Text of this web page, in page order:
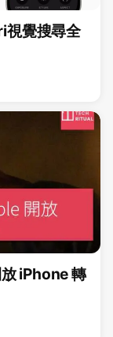
視覺搜尋全
iPhone 轉